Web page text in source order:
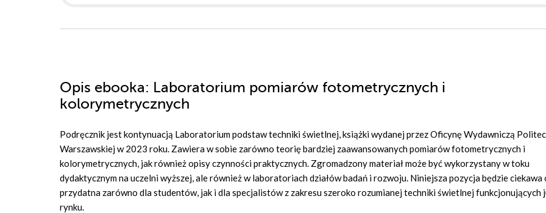
Opis ebooka: Laboratorium pomiarów fotometrycznych i
kolorymetrycznych
Podręcznik jest kontynuacją Laboratorium podstaw techniki świetlnej, książki wydanej przez Oficynę Wydawniczą
Warszawskiej w 2023 roku. Zawiera w sobie zarówno teorię bardziej zaawansowanych pomiarów fotometrycznych i
kolorymetrycznych, jak również opisy czynności praktycznych. Zgromadzony materiał może być wykorzystany w toku
dydaktycznym na uczelni wyższej, ale również w laboratoriach działów badań i rozwoju. Niniejsza pozycja będzie ciekawa
przydatna zarówno dla studentów, jak i dla specjalistów z zakresu szeroko rozumianej techniki świetlnej funkcjonujących
rynku.